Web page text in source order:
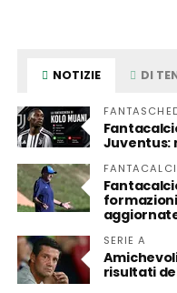
NOTIZIE DI
Juventus:
SERIE A
risultati